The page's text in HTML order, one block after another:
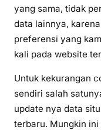
yang sama, tidak
data lainnya,
preferensi yang
kali pada website
Untuk kekurangan
sendiri salah
update nya data
terbaru. Mungkin